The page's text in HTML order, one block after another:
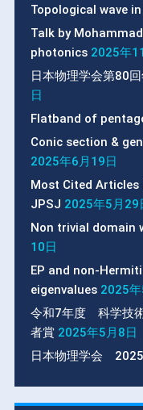
Topological wave
Talk by
photonics 2025年
日本物理学会第80
日
Flatband of
Conic section &
2025年6月19日
Most Cited
JPSJ 2025年5月29
Non trivial domain
10日
EP and non-
eigenvalues 2025
令和7年度 科学技
者賞 2025年5月8日
日本物理学会